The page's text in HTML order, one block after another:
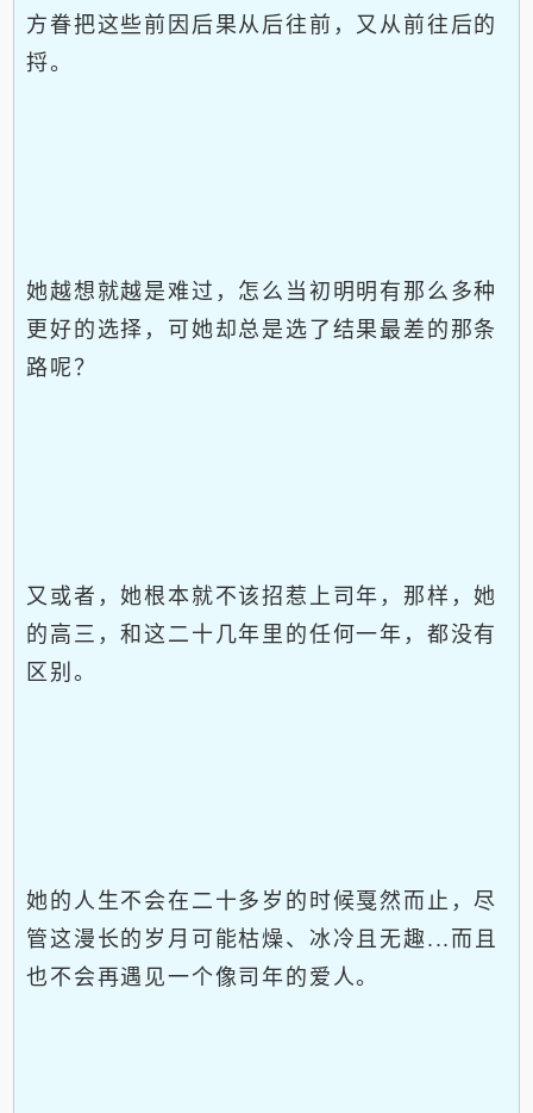
方眷把这些前因后果从后往前，又从前往后的
捋。
她越想就越是难过，怎么当初明明有那么多种
更好的选择，可她却总是选了结果最差的那条
路呢？
又或者，她根本就不该招惹上司年，那样，她
的高三，和这二十几年里的任何一年，都没有
区别。
她的人生不会在二十多岁的时候戛然而止，尽
管这漫长的岁月可能枯燥、冰冷且无趣...而且
也不会再遇见一个像司年的爱人。